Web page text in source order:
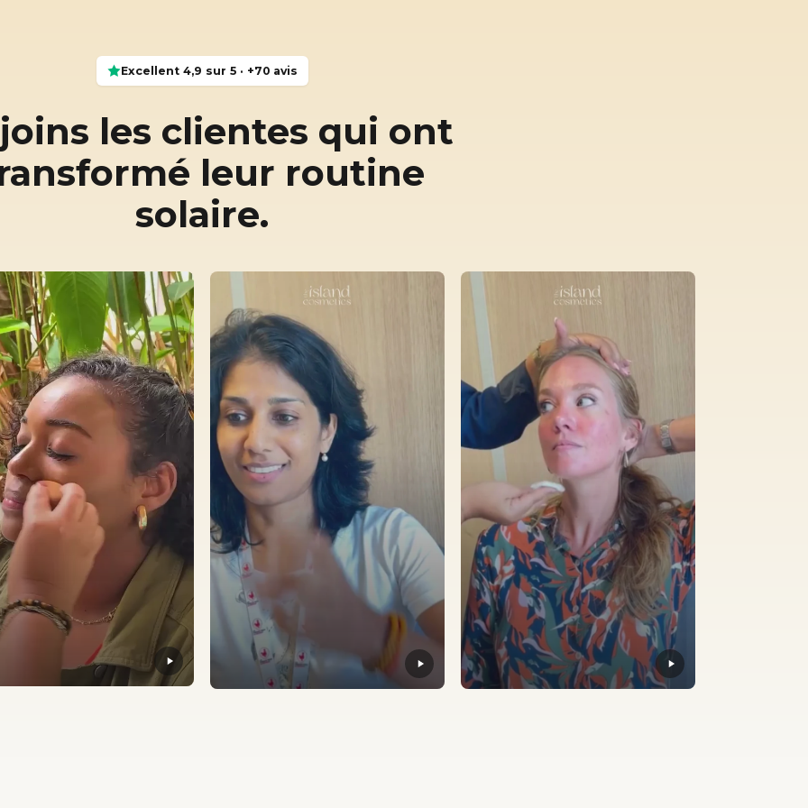
Excellent 4,9 sur 5 · +70 avis
les clientes qui ont
leur routine
solaire.